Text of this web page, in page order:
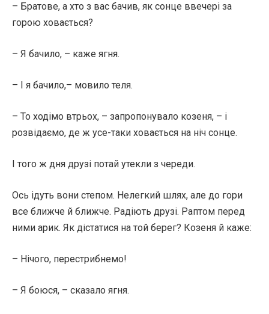
– Братове, а хто з вас бачив, як сонце ввечері за
горою ховається?
– Я бачило, – каже ягня.
– І я бачило,– мовило теля.
– То ходімо втрьох, – запропонувало козеня, – і
розвідаємо, де ж усе-таки ховається на ніч сонце.
І того ж дня друзі потай утекли з череди.
Ось ідуть вони степом. Нелегкий шлях, але до гори
все ближче й ближче. Радіють друзі. Раптом перед
ними арик. Як дістатися на той берег? Козеня й каже:
– Нічого, перестрибнемо!
– Я боюся, – сказало ягня.